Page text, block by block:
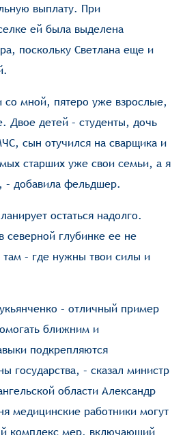
выплату. При
ей была выделена
поскольку Светлана еще и
со мной, пятеро уже взрослые,
Двое детей – студенты, дочь
сын отучился на сварщика и
старших уже свои семьи, а я
– добавила фельдшер.
остаться надолго.
северной глубинке ее не
– где нужны твои силы и
– отличный пример
ближним и
подкрепляются
государства, – сказал министр
области Александр
медицинские работники могут
комплекс мер, включающий